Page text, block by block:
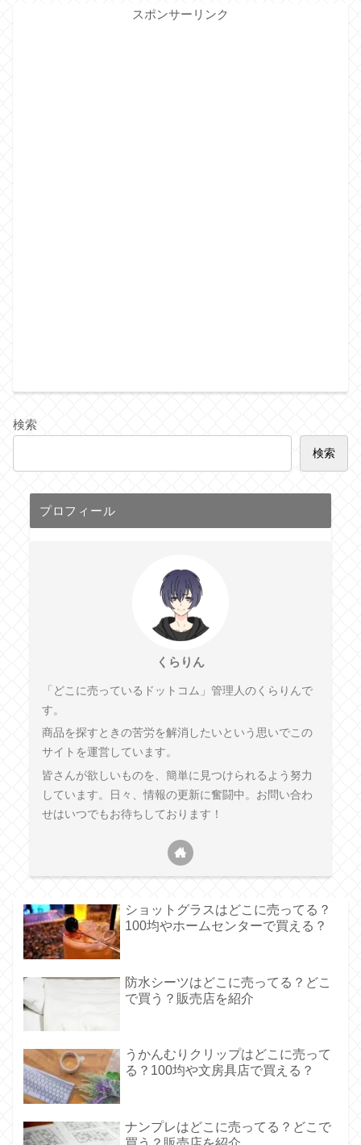
スポンサーリンク
検索
検索
プロフィール
くらりん
「どこに売っているドットコム」管理人のくらりんで
す。
商品を探すときの苦労を解消したいという思いでこの
サイトを運営しています。
皆さんが欲しいものを、簡単に見つけられるよう努力
しています。日々、情報の更新に奮闘中。お問い合わ
せはいつでもお待ちしております！
ショットグラスはどこに売ってる？
100均やホームセンターで買える？
防水シーツはどこに売ってる？どこ
で買う？販売店を紹介
うかんむりクリップはどこに売って
る？100均や文房具店で買える？
ナンプレはどこに売ってる？どこで